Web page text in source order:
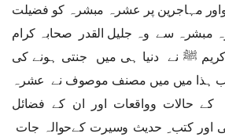
مہاجرین پر عشرہ مبشرہ کو فضیلت
سے وہ جلیل القدر صحابہ کرام
ﷺ نے دنیا ہی میں جنتی ہونے کی
ہذا میں میں مصنف موصوف نے عشرہ
حالات وواقعات اور ان کے فضائل
اور کتب ِ حدیث وسیرت کےحوالہ جات